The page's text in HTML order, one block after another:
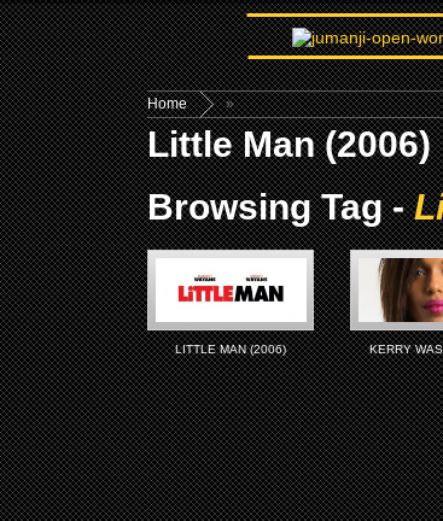
Home »
Little Man (2006)
Browsing Tag -
LITTLE MAN (2006) KERRY